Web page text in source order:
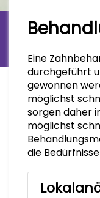
Eine
durchgeführt
gewonnen
möglichst
sorgen daher
möglichst
die